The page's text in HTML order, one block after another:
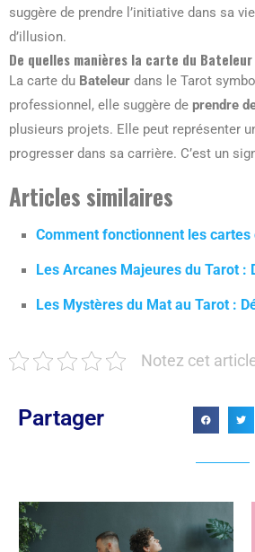
suggère de prendre l’initiative dans sa
d’illusion.
De quelles manières la carte du
La carte du Bateleur dans le Tarot
professionnel, elle suggère de prendre
plusieurs projets. Elle peut représenter
progresser dans sa carrière. C’est un
Articles similaires
Comment fonctionnent les cartes
Les Arcanes Majeures du Tarot :
Les Mystères du Mat au Tarot :
Notez cet
Partager